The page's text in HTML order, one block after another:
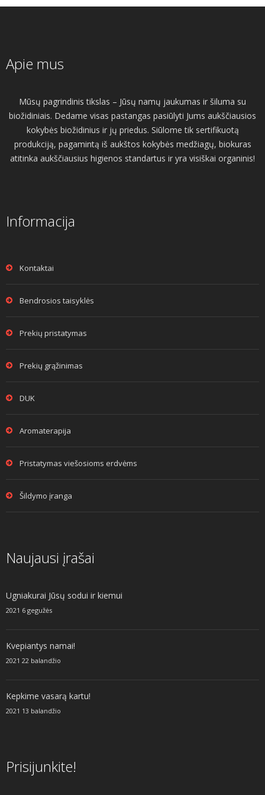
Apie mus
Mūsų pagrindinis tikslas – Jūsų namų jaukumas ir šiluma su
biožidiniais. Dedame visas pastangas pasiūlyti Jums aukščiausios
kokybės biožidinius ir jų priedus. Siūlome tik sertifikuotą
produkciją, pagamintą iš aukštos kokybės medžiagų, biokuras
atitinka aukščiausius higienos standartus ir yra visiškai organinis!
Informacija
Kontaktai
Bendrosios taisyklės
Prekių pristatymas
Prekių grąžinimas
DUK
Aromaterapija
Pristatymas viešosioms erdvėms
Šildymo įranga
Naujausi įrašai
Ugniakurai Jūsų sodui ir kiemui
2021 6 gegužės
Kvepiantys namai!
2021 22 balandžio
Kepkime vasarą kartu!
2021 13 balandžio
Prisijunkite!